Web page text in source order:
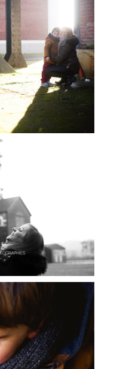
pour une nouvelle
du terril, ca tente